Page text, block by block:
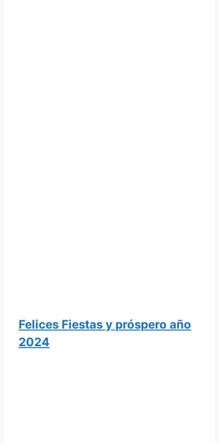
Felices Fiestas y próspero año
2024